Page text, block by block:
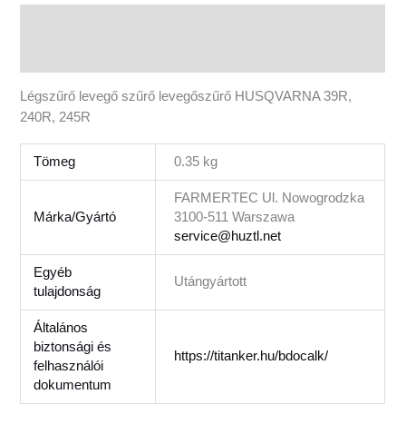
Légszűrő levegő szűrő levegőszűrő HUSQVARNA 39R,
240R, 245R
Tömeg 0.35 kg
Márka/Gyártó
FARMERTEC Ul. Nowogrodzka
3100-511 Warszawa
service@huztl.net
Egyéb
tulajdonság
Utángyártott
Általános
biztonsági és
felhasználói
dokumentum
https://titanker.hu/bdocalk/